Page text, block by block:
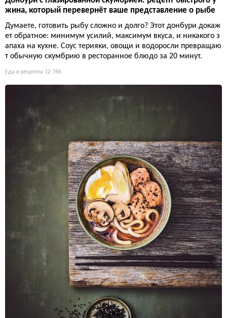
жина, который перевернёт ваше представление о рыбе
Думаете, готовить рыбу сложно и долго? Этот донбури докаж
ет обратное: минимум усилий, максимум вкуса, и никакого з
апаха на кухне. Соус терияки, овощи и водоросли превращаю
т обычную скумбрию в ресторанное блюдо за 20 минут.
Еда и рецепты 12 766